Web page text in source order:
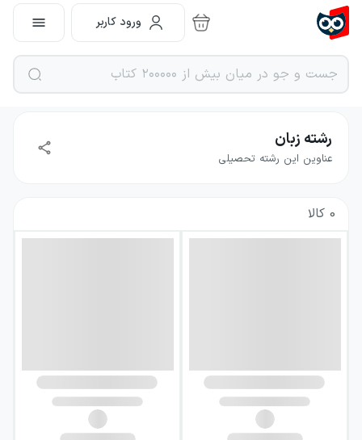
ورود کاربر
رشته زبان
عناوین این رشته تحصیلی
0 کالا